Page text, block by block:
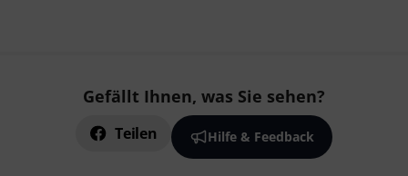
Gefällt Ihnen, was Sie sehen?
Teilen Hilfe & Feedback